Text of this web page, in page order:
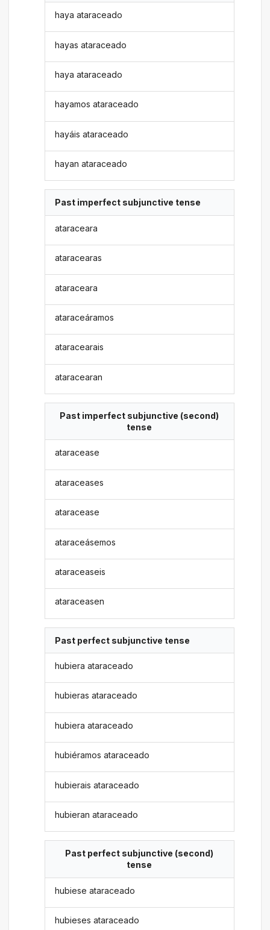
haya ataraceado
hayas ataraceado
haya ataraceado
hayamos ataraceado
hayáis ataraceado
hayan ataraceado
Past imperfect subjunctive tense
ataraceara
ataracearas
ataraceara
ataraceáramos
ataracearais
ataracearan
Past imperfect subjunctive (second)
tense
ataracease
ataraceases
ataracease
ataraceásemos
ataraceaseis
ataraceasen
Past perfect subjunctive tense
hubiera ataraceado
hubieras ataraceado
hubiera ataraceado
hubiéramos ataraceado
hubierais ataraceado
hubieran ataraceado
Past perfect subjunctive (second)
tense
hubiese ataraceado
hubieses ataraceado